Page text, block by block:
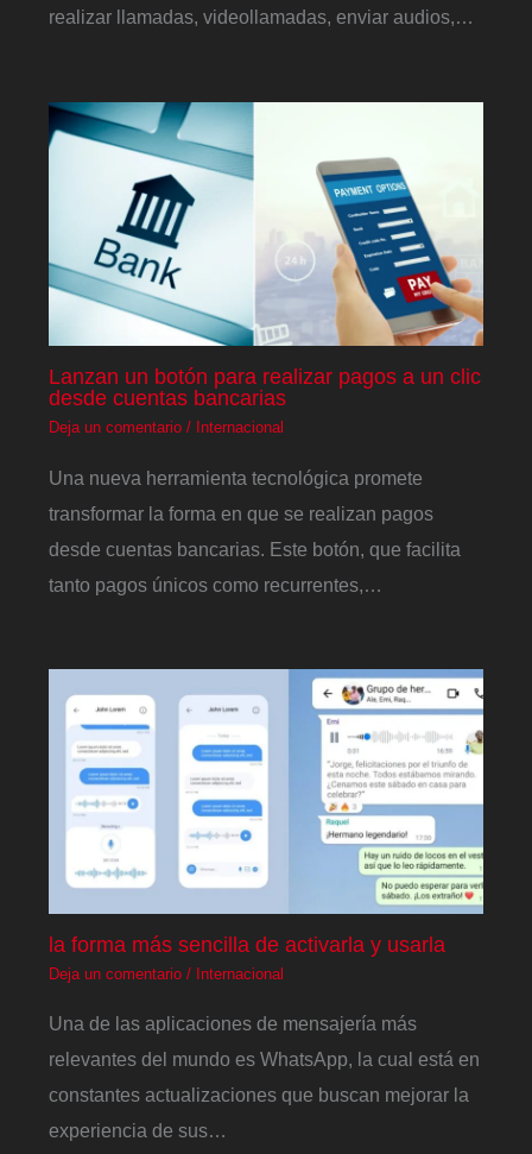
realizar llamadas, videollamadas, enviar audios,…
Lanzan un botón para realizar pagos a un clic
desde cuentas bancarias
Deja un comentario / Internacional
Una nueva herramienta tecnológica promete
transformar la forma en que se realizan pagos
desde cuentas bancarias. Este botón, que facilita
tanto pagos únicos como recurrentes,…
la forma más sencilla de activarla y usarla
Deja un comentario / Internacional
Una de las aplicaciones de mensajería más
relevantes del mundo es WhatsApp, la cual está en
constantes actualizaciones que buscan mejorar la
experiencia de sus…